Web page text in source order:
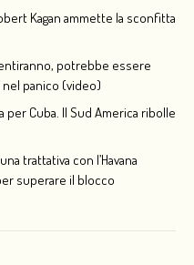
Kagan ammette la sconfitta
potrebbe essere
nel panico (video)
Cuba. Il Sud America ribolle
trattativa con l’Havana
superare il blocco